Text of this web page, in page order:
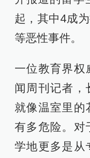
起，其中4成
等恶性事件。
一位教育界权
闻周刊记者，
就像温室里的
有多危险。对
学地更多是从